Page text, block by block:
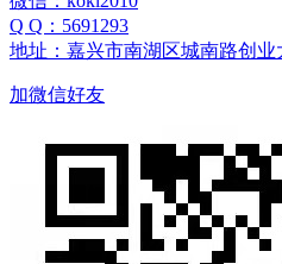
Q Q：5691293
地址：嘉兴市南湖区城南路创业
加微信好友